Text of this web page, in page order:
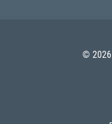
© 2026